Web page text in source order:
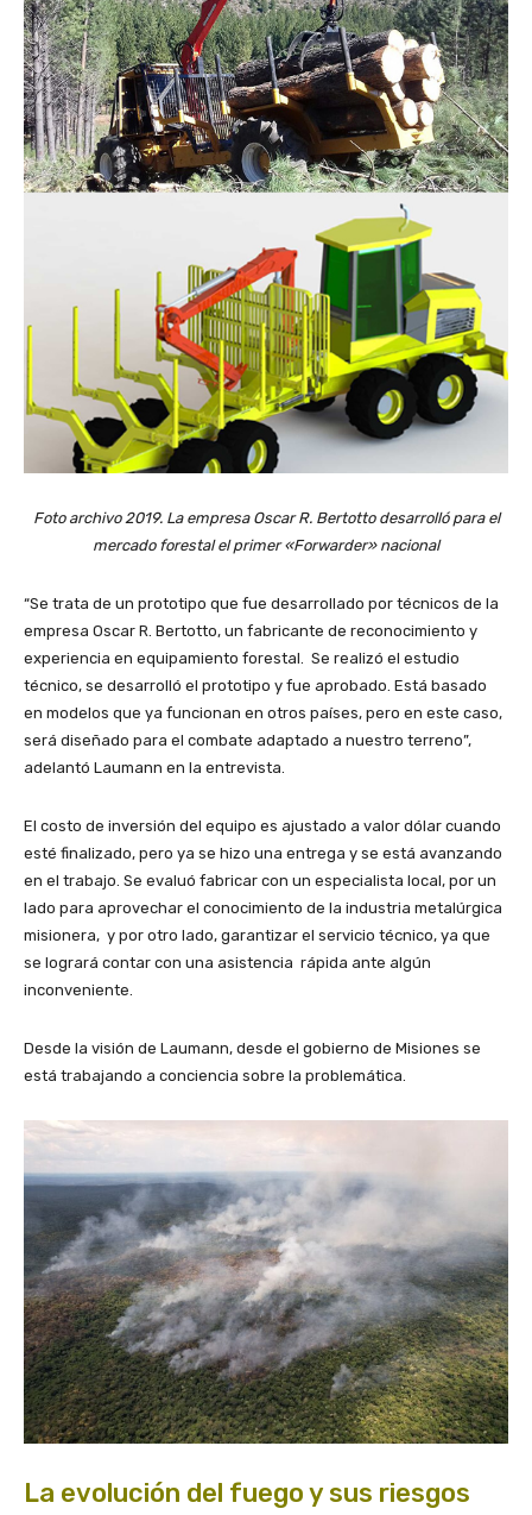
Foto archivo 2019. La empresa Oscar R. Bertotto desarrolló para el
mercado forestal el primer «Forwarder» nacional
“Se trata de un prototipo que fue desarrollado por técnicos de la
empresa Oscar R. Bertotto, un fabricante de reconocimiento y
experiencia en equipamiento forestal. Se realizó el estudio
técnico, se desarrolló el prototipo y fue aprobado. Está basado
en modelos que ya funcionan en otros países, pero en este caso,
será diseñado para el combate adaptado a nuestro terreno”,
adelantó Laumann en la entrevista.
El costo de inversión del equipo es ajustado a valor dólar cuando
esté finalizado, pero ya se hizo una entrega y se está avanzando
en el trabajo. Se evaluó fabricar con un especialista local, por un
lado para aprovechar el conocimiento de la industria metalúrgica
misionera, y por otro lado, garantizar el servicio técnico, ya que
se logrará contar con una asistencia rápida ante algún
inconveniente.
Desde la visión de Laumann, desde el gobierno de Misiones se
está trabajando a conciencia sobre la problemática.
La evolución del fuego y sus riesgos